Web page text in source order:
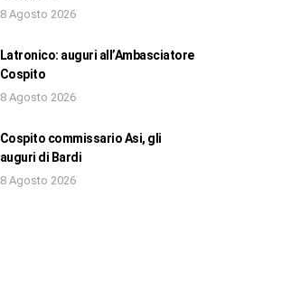
8 Agosto 2026
Latronico: auguri all’Ambasciatore
Cospito
8 Agosto 2026
Cospito commissario Asi, gli
auguri di Bardi
8 Agosto 2026